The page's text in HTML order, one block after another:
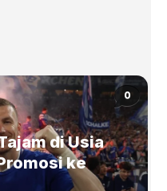
0
di Usia
ke